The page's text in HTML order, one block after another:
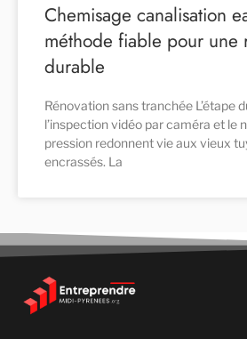
Chemisage canalisation
méthode fiable pour une
durable
Rénovation sans tranchée L’étape
l’inspection vidéo par caméra et le
pression redonnent vie aux vieux
encrassés. La